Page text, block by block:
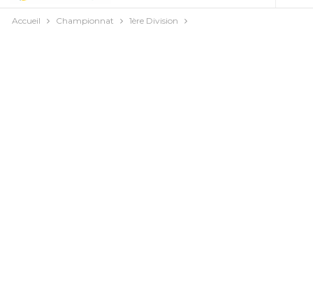
Accueil Championnat 1ère Division